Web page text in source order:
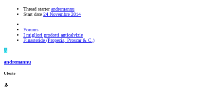
Thread starter andremannu
Start date 24 Novembre 2014
Forums
I migliori prodotti anticalvizie
Finasteride (Propecia, Proscar & C.)
A
andremannu
Utente